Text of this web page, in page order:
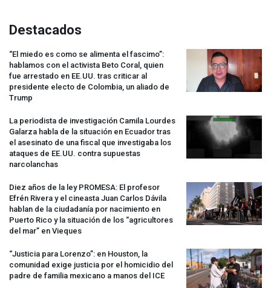
Destacados
“El miedo es como se alimenta el fascimo”:
hablamos con el activista Beto Coral, quien
fue arrestado en EE.UU. tras criticar al
presidente electo de Colombia, un aliado de
Trump
La periodista de investigación Camila Lourdes
Galarza habla de la situación en Ecuador tras
el asesinato de una fiscal que investigaba los
ataques de EE.UU. contra supuestas
narcolanchas
Diez años de la ley PROMESA: El profesor
Efrén Rivera y el cineasta Juan Carlos Dávila
hablan de la ciudadanía por nacimiento en
Puerto Rico y la situación de los “agricultores
del mar” en Vieques
“Justicia para Lorenzo”: en Houston, la
comunidad exige justicia por el homicidio del
padre de familia mexicano a manos del ICE